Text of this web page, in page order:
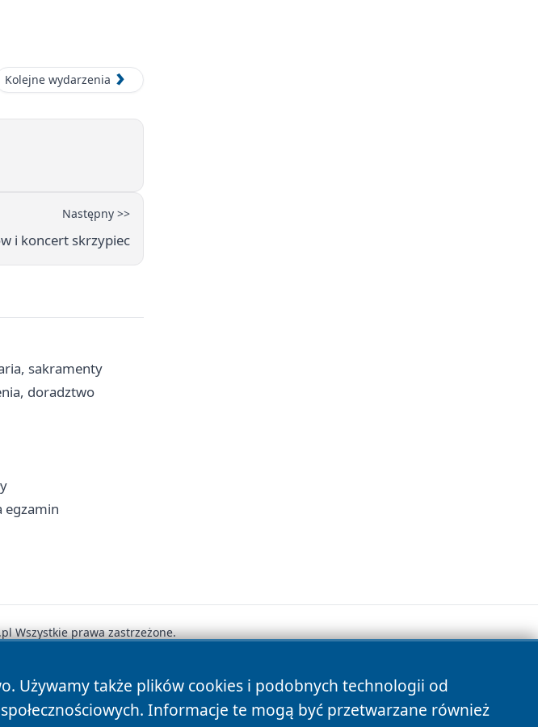
Kolejne wydarzenia
Następny >>
i koncert skrzypiec
sakramenty
doradztwo
egzamin
Używamy także plików cookies i podobnych technologii od
Informacje te mogą być przetwarzane również
Wszystkie prawa zastrzeżone.
Polityka Cookies